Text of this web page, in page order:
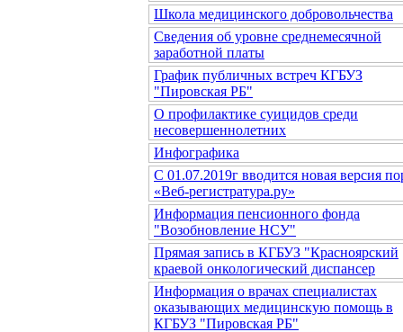
Школа медицинского добровольчества
Сведения об уровне среднемесячной
заработной платы
График публичных встреч КГБУЗ
"Пировская РБ"
О профилактике суицидов среди
несовершеннолетних
Инфографика
С 01.07.2019г вводится новая версия
«Веб-регистратура.ру»
Информация пенсионного фонда
"Возобновление НСУ"
Прямая запись в КГБУЗ "Красноярский
краевой онкологический диспансер
Информация о врачах специалистах
оказывающих медицинскую помощь в
КГБУЗ "Пировская РБ"